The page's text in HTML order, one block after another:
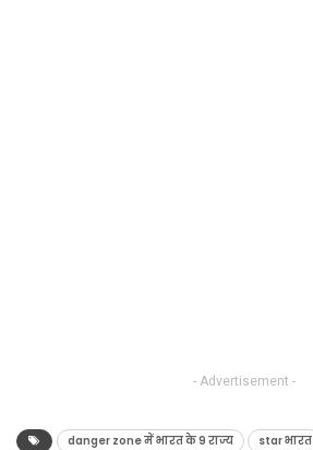
- Advertisement -
danger zone में भारत के 9 राज्य
star भारत